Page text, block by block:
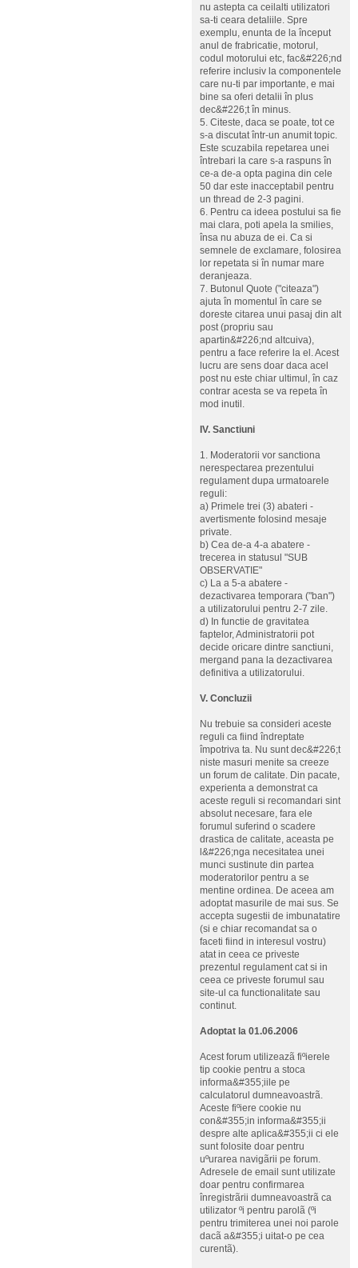
nu astepta ca ceilalti utilizatori
sa-ti ceara detaliile. Spre
exemplu, enunta de la început
anul de frabricatie, motorul,
codul motorului etc, fac&#226;nd
referire inclusiv la componentele
care nu-ti par importante, e mai
bine sa oferi detalii în plus
dec&#226;t în minus.
5. Citeste, daca se poate, tot ce
s-a discutat într-un anumit topic.
Este scuzabila repetarea unei
întrebari la care s-a raspuns în
ce-a de-a opta pagina din cele
50 dar este inacceptabil pentru
un thread de 2-3 pagini.
6. Pentru ca ideea postului sa fie
mai clara, poti apela la smilies,
însa nu abuza de ei. Ca si
semnele de exclamare, folosirea
lor repetata si în numar mare
deranjeaza.
7. Butonul Quote ("citeaza")
ajuta în momentul în care se
doreste citarea unui pasaj din alt
post (propriu sau
apartin&#226;nd altcuiva),
pentru a face referire la el. Acest
lucru are sens doar daca acel
post nu este chiar ultimul, în caz
contrar acesta se va repeta în
mod inutil.
IV. Sanctiuni
1. Moderatorii vor sanctiona
nerespectarea prezentului
regulament dupa urmatoarele
reguli:
a) Primele trei (3) abateri -
avertismente folosind mesaje
private.
b) Cea de-a 4-a abatere -
trecerea in statusul "SUB
OBSERVATIE"
c) La a 5-a abatere -
dezactivarea temporara ("ban")
a utilizatorului pentru 2-7 zile.
d) In functie de gravitatea
faptelor, Administratorii pot
decide oricare dintre sanctiuni,
mergand pana la dezactivarea
definitiva a utilizatorului.
V. Concluzii
Nu trebuie sa consideri aceste
reguli ca fiind îndreptate
împotriva ta. Nu sunt dec&#226;t
niste masuri menite sa creeze
un forum de calitate. Din pacate,
experienta a demonstrat ca
aceste reguli si recomandari sint
absolut necesare, fara ele
forumul suferind o scadere
drastica de calitate, aceasta pe
l&#226;nga necesitatea unei
munci sustinute din partea
moderatorilor pentru a se
mentine ordinea. De aceea am
adoptat masurile de mai sus. Se
accepta sugestii de imbunatatire
(si e chiar recomandat sa o
faceti fiind in interesul vostru)
atat in ceea ce priveste
prezentul regulament cat si in
ceea ce priveste forumul sau
site-ul ca functionalitate sau
continut.
Adoptat la 01.06.2006
Acest forum utilizeazã fiºierele
tip cookie pentru a stoca
informa&#355;iile pe
calculatorul dumneavoastrã.
Aceste fiºiere cookie nu
con&#355;in informa&#355;ii
despre alte aplica&#355;ii ci ele
sunt folosite doar pentru
uºurarea navigãrii pe forum.
Adresele de email sunt utilizate
doar pentru confirmarea
înregistrãrii dumneavoastrã ca
utilizator ºi pentru parolã (ºi
pentru trimiterea unei noi parole
dacã a&#355;i uitat-o pe cea
curentã).